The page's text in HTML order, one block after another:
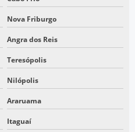
DE TOPOGRAFIA
Nova Friburgo
Angra dos Reis
Teresópolis
Nilópolis
Araruama
Itaguaí